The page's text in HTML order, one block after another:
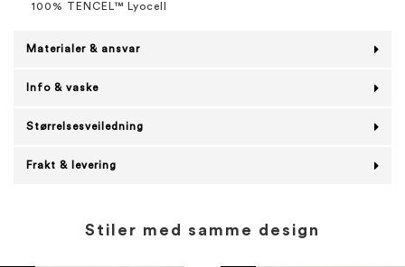
100% TENCEL™ Lyocell
Materialer & ansvar
Info & vaske
Størrelsesveiledning
Frakt & levering
Stiler med samme design